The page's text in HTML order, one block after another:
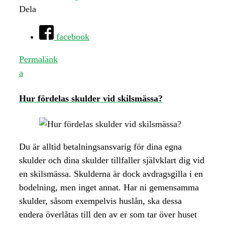
Dela
facebook
Permalänk
a
Hur fördelas skulder vid skilsmässa?
Du är alltid betalningsansvarig för dina egna
skulder och dina skulder tillfaller självklart dig vid
en skilsmässa. Skulderna är dock avdragsgilla i en
bodelning, men inget annat. Har ni gemensamma
skulder, såsom exempelvis huslån, ska dessa
endera överlåtas till den av er som tar över huset